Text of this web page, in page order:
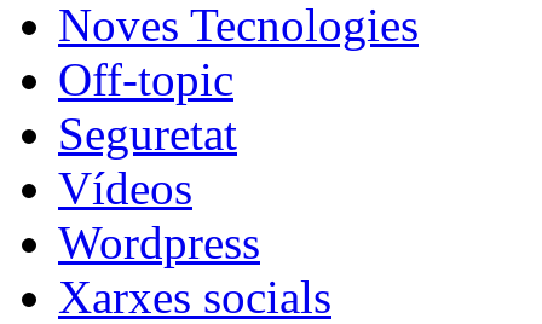
Noves Tecnologies
Off-topic
Seguretat
Vídeos
Wordpress
Xarxes socials